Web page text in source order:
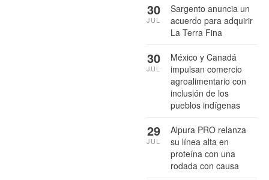
Sargento anuncia un
acuerdo para adquirir
La Terra Fina
30
JUL
México y Canadá
impulsan comercio
agroalimentario con
inclusión de los
pueblos indígenas
30
JUL
Alpura PRO relanza
su línea alta en
proteína con una
rodada con causa
29
JUL